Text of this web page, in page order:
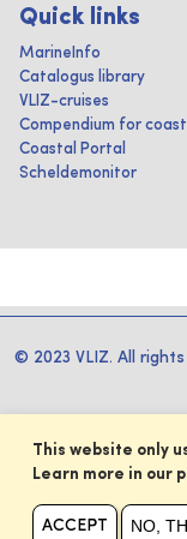
Quick links
MarineInfo
Catalogus library
VLIZ-cruises
Compendium for
Coastal Portal
Scheldemonitor
© 2023 VLIZ. All
This website only
Learn more in our
ACCEPT NO,